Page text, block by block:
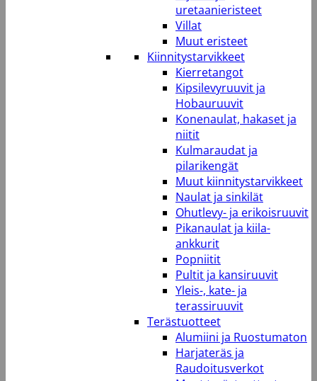
uretaanieristeet
Villat
Muut eristeet
Kiinnitystarvikkeet
Kierretangot
Kipsilevyruuvit ja
Hobauruuvit
Konenaulat, hakaset ja
niitit
Kulmaraudat ja
pilarikengät
Muut kiinnitystarvikkeet
Naulat ja sinkilät
Ohutlevy- ja erikoisruuvit
Pikanaulat ja kiila-
ankkurit
Popniitit
Pultit ja kansiruuvit
Yleis-, kate- ja
terassiruuvit
Terästuotteet
Alumiini ja Ruostumaton
Harjateräs ja
Raudoitusverkot